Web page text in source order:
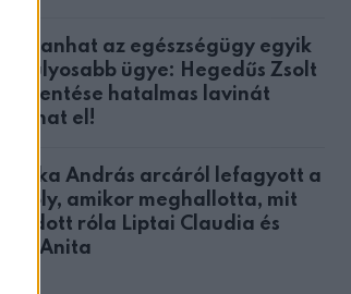
Robbanhat az egészségügy egyik
legsúlyosabb ügye: Hegedűs Zsolt
feljelentése hatalmas lavinát
indíthat el!
Csonka András arcáról lefagyott a
mosoly, amikor meghallotta, mit
mondott róla Liptai Claudia és
Ábel Anita